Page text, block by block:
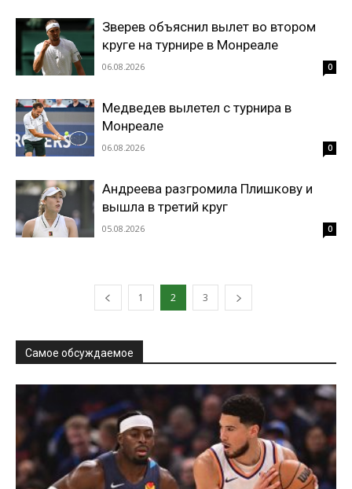
Зверев объяснил вылет во втором
круге на турнире в Монреале
06.08.2026 0
Медведев вылетел с турнира в
Монреале
06.08.2026 0
Андреева разгромила Плишкову и
вышла в третий круг
05.08.2026 0
1 2 3
Самое обсуждаемое